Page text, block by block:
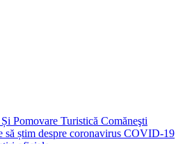
Pomovare Turistică Comăneşti
să știm despre coronavirus COVID-19